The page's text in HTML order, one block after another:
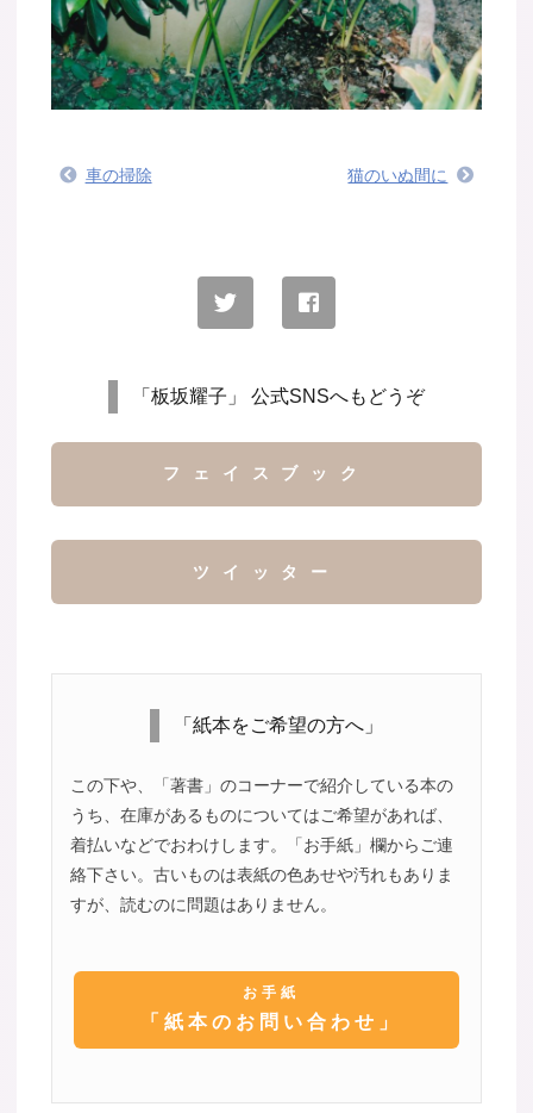
車の掃除 猫のいぬ間に
「板坂耀子」 公式SNSへもどうぞ
フェイスブック
ツイッター
「紙本をご希望の方へ」
この下や、「著書」のコーナーで紹介している本の
うち、在庫があるものについてはご希望があれば、
着払いなどでおわけします。「お手紙」欄からご連
絡下さい。古いものは表紙の色あせや汚れもありま
すが、読むのに問題はありません。
お手紙
「紙本のお問い合わせ」